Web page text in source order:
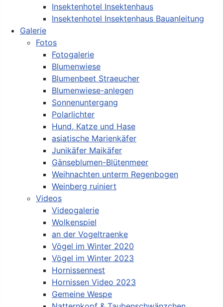
Insektenhotel Insektenhaus
Insektenhotel Insektenhaus Bauanleitung
Galerie
Fotos
Fotogalerie
Blumenwiese
Blumenbeet Straeucher
Blumenwiese-anlegen
Sonnenuntergang
Polarlichter
Hund, Katze und Hase
asiatische Marienkäfer
Junikäfer Maikäfer
Gänseblumen-Blütenmeer
Weihnachten unterm Regenbogen
Weinberg ruiniert
Videos
Videogalerie
Wolkenspiel
an der Vogeltraenke
Vögel im Winter 2020
Vögel im Winter 2023
Hornissennest
Hornissen Video 2023
Gemeine Wespe